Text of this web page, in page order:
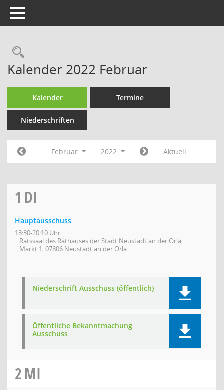
Toggle navigation
Rechercheauswahl
Kalender 2022 Februar
Kalender Termine
Niederschriften
Februar 2022 Aktuell
1 DI
Hauptausschuss
18:30-20:10 Uhr
Ratssaal des Rathauses der Stadt Neustadt an der Orla,
Markt 1, 07806 Neustadt an der Orla
Niederschrift Ausschuss (öffentlich)
Öffentliche Bekanntmachung
Ausschuss
2MI